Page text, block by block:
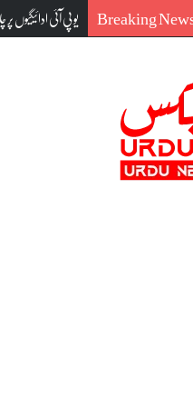
Breaking یو پی آئی ادائیگیوں